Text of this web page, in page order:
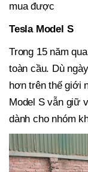
mua được
Tesla Model S
Trong 15 năm
toàn cầu. Dù
hơn trên thế giới
Model S vẫn giữ
dành cho nhóm